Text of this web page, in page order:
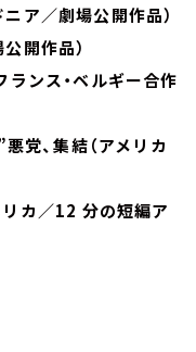
ア／劇場公開作品）
開作品）
ンス・ベルギー合作
党、集結（アメリカ
カ／12 分の短編ア